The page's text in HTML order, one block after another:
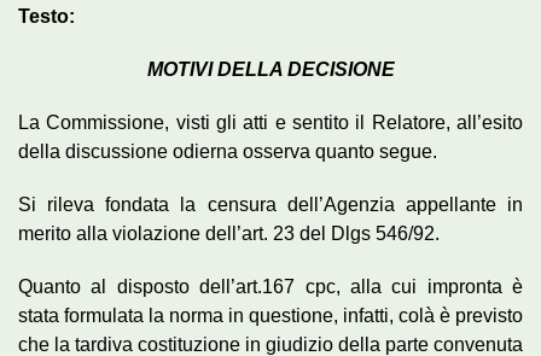
Testo:
MOTIVI DELLA DECISIONE
La Commissione, visti gli atti e sentito il Relatore, all’esito
della discussione odierna osserva quanto segue.
Si rileva fondata la censura dell’Agenzia appellante in
merito alla violazione dell’art. 23 del Dlgs 546/92.
Quanto al disposto dell’art.167 cpc, alla cui impronta è
stata formulata la norma in questione, infatti, colà è previsto
che la tardiva costituzione in giudizio della parte convenuta